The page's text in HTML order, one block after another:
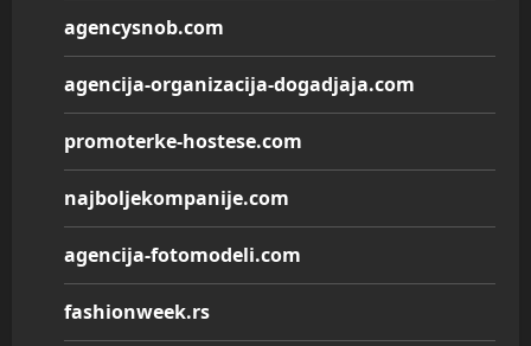
agencysnob.com
agencija-organizacija-dogadjaja.com
promoterke-hostese.com
najboljekompanije.com
agencija-fotomodeli.com
fashionweek.rs